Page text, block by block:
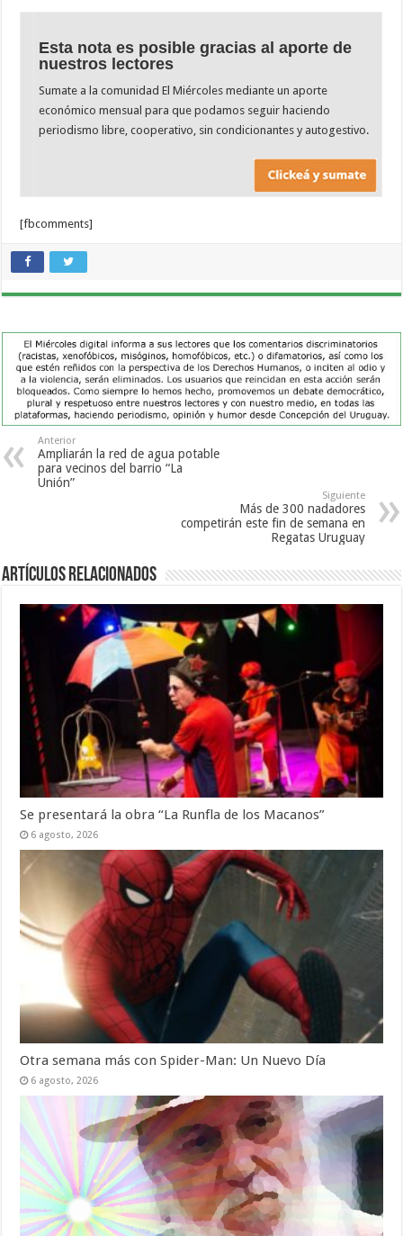
Esta nota es posible gracias al aporte de
nuestros lectores
Sumate a la comunidad El Miércoles mediante un aporte
económico mensual para que podamos seguir haciendo
periodismo libre, cooperativo, sin condicionantes y autogestivo.
[fbcomments]
Anterior
Ampliarán la red de agua potable
para vecinos del barrio “La
Unión”
Siguiente
Más de 300 nadadores
competirán este fin de semana en
Regatas Uruguay
Artículos Relacionados
Se presentará la obra “La Runfla de los Macanos”
6 agosto, 2026
Otra semana más con Spider-Man: Un Nuevo Día
6 agosto, 2026